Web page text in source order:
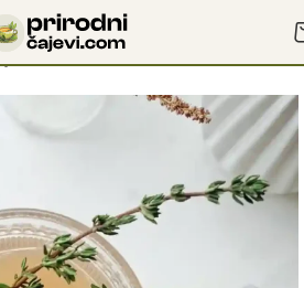
prirode uz naše čajeve!